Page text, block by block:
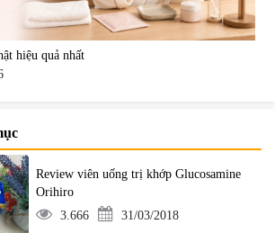
hiệu quả nhất
Review viên uống trị khớp Glucosamine
Orihiro
3.666
31/03/2018